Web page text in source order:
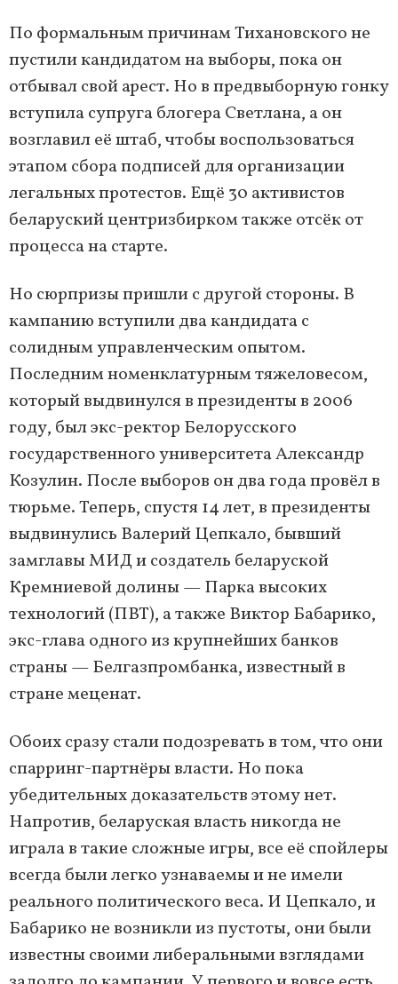
По формальным причинам Тихановского не
пустили кандидатом на выборы, пока он
отбывал свой арест. Но в предвыборную гонку
вступила супруга блогера Светлана, а он
возглавил её штаб, чтобы воспользоваться
этапом сбора подписей для организации
легальных протестов. Ещё 30 активистов
беларуский центризбирком также отсёк от
процесса на старте.
Но сюрпризы пришли с другой стороны. В
кампанию вступили два кандидата с
солидным управленческим опытом.
Последним номенклатурным тяжеловесом,
который выдвинулся в президенты в 2006
году, был экс-ректор Белорусского
государственного университета Александр
Козулин. После выборов он два года провёл в
тюрьме. Теперь, спустя 14 лет, в президенты
выдвинулись Валерий Цепкало, бывший
замглавы МИД и создатель беларуской
Кремниевой долины — Парка высоких
технологий (ПВТ), а также Виктор Бабарико,
экс-глава одного из крупнейших банков
страны — Белгазпромбанка, известный в
стране меценат.
Обоих сразу стали подозревать в том, что они
спарринг-партнёры власти. Но пока
убедительных доказательств этому нет.
Напротив, беларуская власть никогда не
играла в такие сложные игры, все её спойлеры
всегда были легко узнаваемы и не имели
реального политического веса. И Цепкало, и
Бабарико не возникли из пустоты, они были
известны своими либеральными взглядами